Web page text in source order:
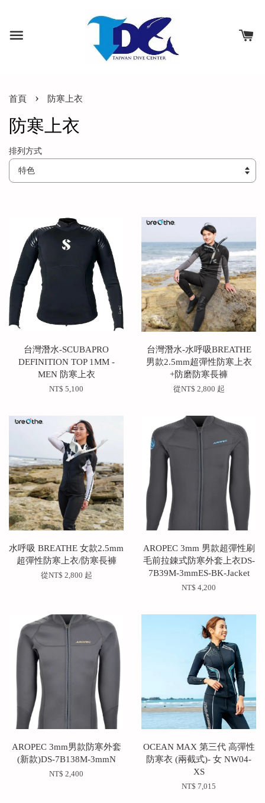
首頁 › 防寒上衣
防寒上衣
排列方式
台灣潛水-SCUBAPRO
DEFINITION TOP 1MM -
MEN 防寒上衣
NT$ 5,100
台灣潛水-水呼吸BREATHE
男款2.5mm超彈性防寒上衣
+防磨防寒長褲
從NT$ 2,800 起
水呼吸 BREATHE 女款2.5mm
超彈性防寒上衣/防寒長褲
從NT$ 2,800 起
AROPEC 3mm 男款超彈性刷
毛前拉錬式防寒外套上衣DS-
7B39M-3mmES-BK-Jacket
NT$ 4,200
AROPEC 3mm男款防寒外套
(新款)DS-7B138M-3mmN
NT$ 2,400
OCEAN MAX 第三代 高彈性
防寒衣 (兩截式)- 女 NW04-
XS
NT$ 7,015